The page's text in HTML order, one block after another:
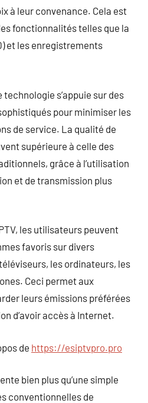
à leur convenance. Cela est
fonctionnalités telles que la
et les enregistrements
s’appuie sur des
pour minimiser les
de service. La qualité de
supérieure à celle des
grâce à l’utilisation
et de transmission plus
les utilisateurs peuvent
favoris sur divers
les ordinateurs, les
Ceci permet aux
leurs émissions préférées
d’avoir accès à Internet.
de https://esiptvpro.pro
bien plus qu’une simple
conventionnelles de